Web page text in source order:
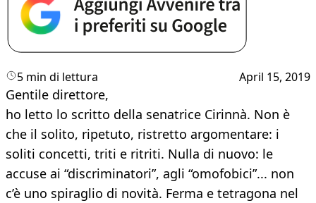
5 min di lettura April 15, 2019
Gentile direttore,
ho letto lo scritto della senatrice Cirinnà. Non è
che il solito, ripetuto, ristretto argomentare: i
soliti concetti, triti e ritriti. Nulla di nuovo: le
accuse ai “discriminatori”, agli “omofobici”... non
c’è uno spiraglio di novità. Ferma e tetragona nel